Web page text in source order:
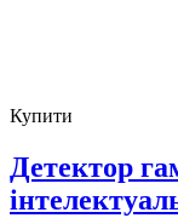
Купити
Детектор